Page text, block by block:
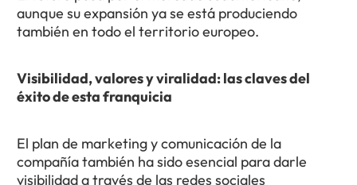
aunque su expansión ya se está produciendo
también en todo el territorio europeo.
Visibilidad, valores y viralidad: las claves del
éxito de esta franquicia
El plan de marketing y comunicación de la
compañía también ha sido esencial para darle
visibilidad a través de las redes sociales